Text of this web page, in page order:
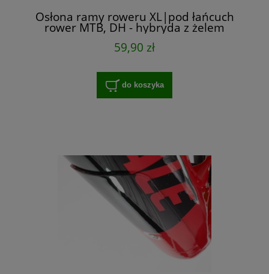
Osłona ramy roweru XL|pod łańcuch
rower MTB, DH - hybryda z żelem
absorbującym,
59,90 zł
do koszyka